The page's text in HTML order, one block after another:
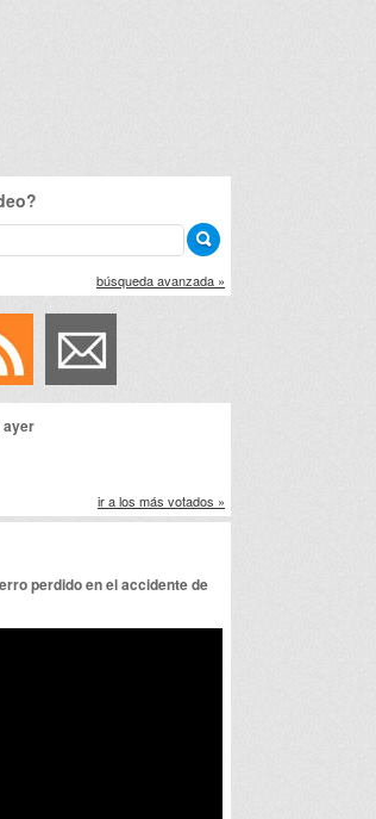
búsqueda avanzada »
ayer
ir a los más votados »
perdido en el accidente de